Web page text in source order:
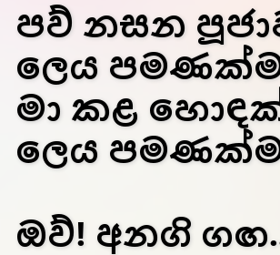
පව් නසන
ලෙය
මා කළ
ලෙය
ඔව්! අනගි